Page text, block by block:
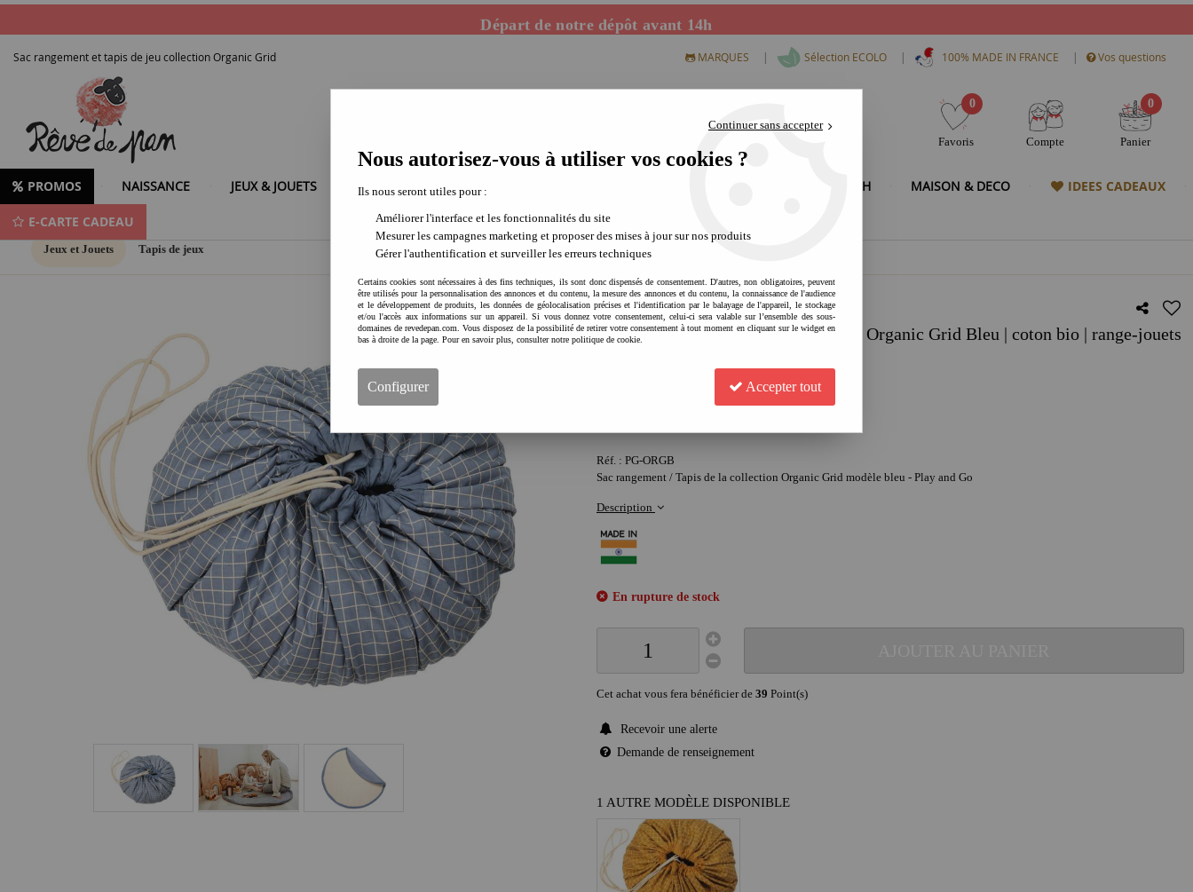
Départ de notre dépôt avant 14h
Sac rangement et tapis de jeu collection Organic Grid MARQUES | Sélection ECOLO | 100% MADE IN FRANCE | Vos questions
0
Favoris Compte
0
Panier
PROMOS NAISSANCE JEUX & JOUETS LOISIRS CREATIFS MODE & HIGH TECH MAISON & DECO IDEES CADEAUX
E-CARTE CADEAU
Jeux et Jouets Tapis de jeux
PLAY & GO Sac rangement / Tapis - Organic Grid Bleu | coton bio | range-jouets
Soyez le premier à donner votre avis !
Réf. : PG-ORGB
Sac rangement / Tapis de la collection Organic Grid modèle bleu - Play and Go
Description
En rupture de stock
Cet achat vous fera bénéficier de 39 Point(s)
Recevoir une alerte
Demande de renseignement
1 AUTRE MODÈLE DISPONIBLE
Continuer sans accepter
Nous autorisez-vous à utiliser vos cookies ?
Ils nous seront utiles pour :
Améliorer l'interface et les fonctionnalités du site
Mesurer les campagnes marketing et proposer des mises à jour sur nos produits
Gérer l'authentification et surveiller les erreurs techniques
Certains cookies sont nécessaires à des fins techniques, ils sont donc dispensés de consentement. D'autres, non obligatoires, peuvent
être utilisés pour la personnalisation des annonces et du contenu, la mesure des annonces et du contenu, la connaissance de l'audience
et le développement de produits, les données de géolocalisation précises et l'identification par le balayage de l'appareil, le stockage
et/ou l'accès aux informations sur un appareil. Si vous donnez votre consentement, celui-ci sera valable sur l’ensemble des sous-
domaines de revedepan.com. Vous disposez de la possibilité de retirer votre consentement à tout moment en cliquant sur le widget en
bas à droite de la page. Pour en savoir plus, consulter notre politique de cookie.
Configurer Accepter tout